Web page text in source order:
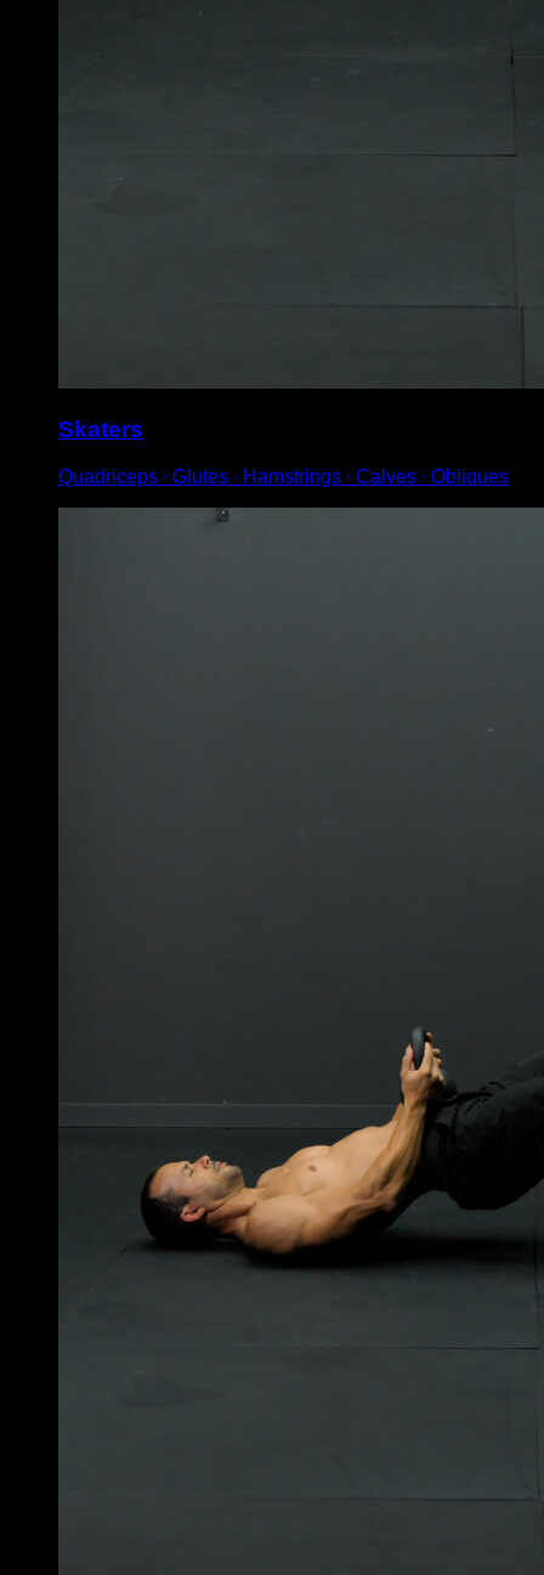
Skaters
Quadriceps ∙ Glutes ∙ Hamstrings ∙ Calves ∙ Obliques